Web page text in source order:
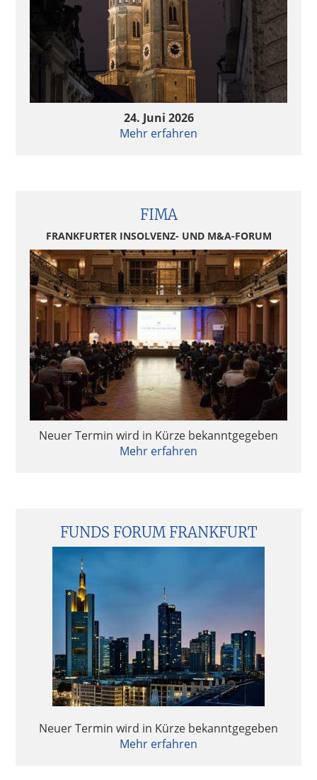
24. Juni 2026
Mehr erfahren
FIMA
FRANKFURTER INSOLVENZ- UND M&A-FORUM
Neuer Termin wird in Kürze bekanntgegeben
Mehr erfahren
FUNDS FORUM FRANKFURT
Neuer Termin wird in Kürze bekanntgegeben
Mehr erfahren